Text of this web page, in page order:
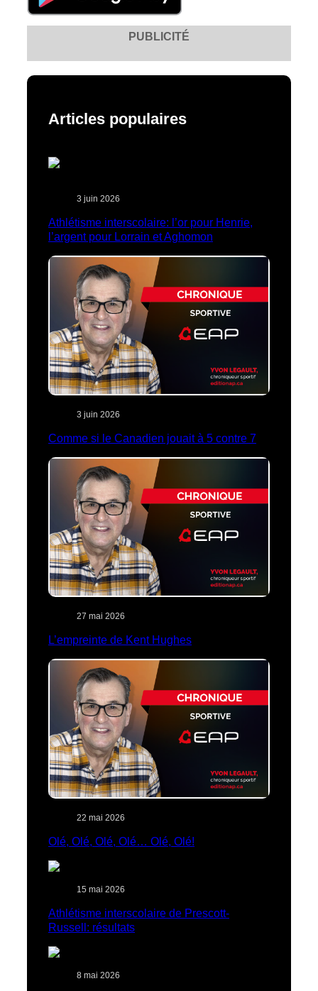
PUBLICITÉ
Articles populaires
3 juin 2026
Athlétisme interscolaire: l’or pour Henrie,
l’argent pour Lorrain et Aghomon
3 juin 2026
Comme si le Canadien jouait à 5 contre 7
27 mai 2026
L’empreinte de Kent Hughes
22 mai 2026
Olé, Olé, Olé, Olé… Olé, Olé!
15 mai 2026
Athlétisme interscolaire de Prescott-
Russell: résultats
8 mai 2026